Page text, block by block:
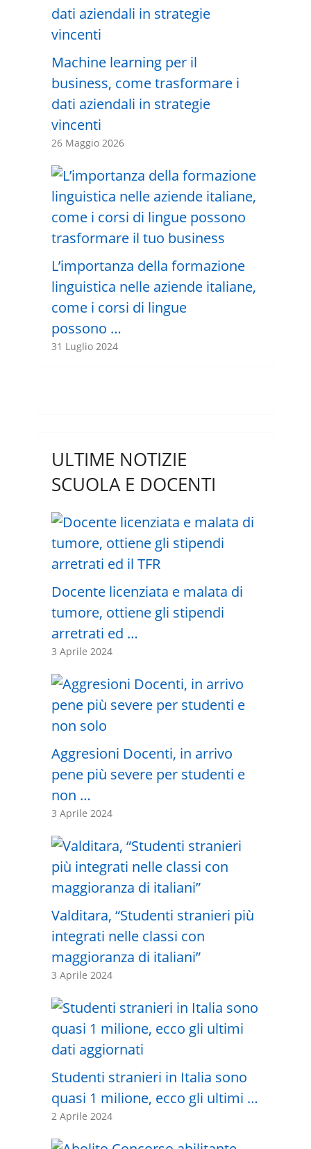
Machine learning per il
business, come trasformare i
dati aziendali in strategie
vincenti
26 Maggio 2026
L’importanza della formazione
linguistica nelle aziende italiane,
come i corsi di lingue
possono …
31 Luglio 2024
ULTIME NOTIZIE
SCUOLA E DOCENTI
Docente licenziata e malata di
tumore, ottiene gli stipendi
arretrati ed …
3 Aprile 2024
Aggresioni Docenti, in arrivo
pene più severe per studenti e
non …
3 Aprile 2024
Valditara, “Studenti stranieri più
integrati nelle classi con
maggioranza di italiani”
3 Aprile 2024
Studenti stranieri in Italia sono
quasi 1 milione, ecco gli ultimi …
2 Aprile 2024